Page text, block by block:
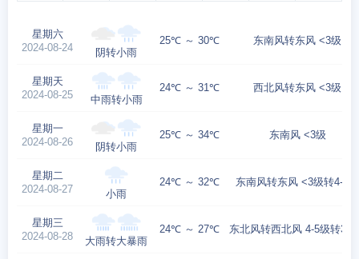
星期六
2024-08-24
阴转小雨
25℃ ～ 30℃ 东南风转东风 <3级
星期天
2024-08-25
中雨转小雨
24℃ ～ 31℃ 西北风转东风 <3级
星期一
2024-08-26
阴转小雨
25℃ ～ 34℃ 东南风 <3级
星期二
2024-08-27
小雨
24℃ ～ 32℃ 东南风转东风 <3级转4-5级
星期三
2024-08-28
大雨转大暴雨
24℃ ～ 27℃ 东北风转西北风 4-5级转3-4